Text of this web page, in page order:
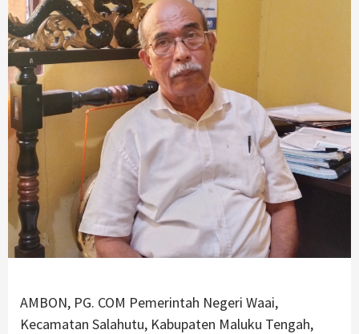
AMBON, PG. COM Pemerintah Negeri Waai,
Kecamatan Salahutu, Kabupaten Maluku Tengah,